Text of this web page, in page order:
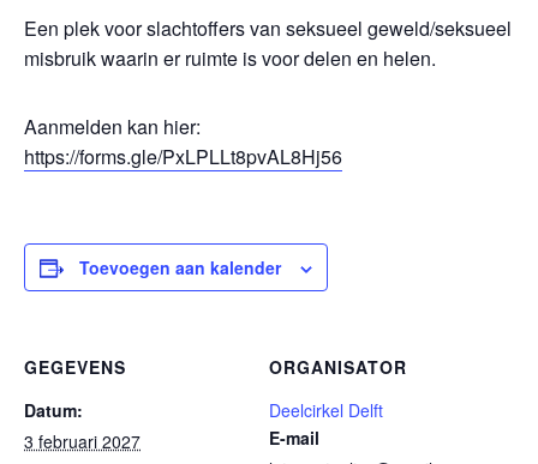
Een plek voor slachtoffers van seksueel geweld/seksueel
misbruik waarin er ruimte is voor delen en helen.
Aanmelden kan hier:
https://forms.gle/PxLPLLt8pvAL8Hj56
Toevoegen aan kalender
GEGEVENS
Datum:
3 februari 2027
ORGANISATOR
Deelcirkel Delft
E-mail